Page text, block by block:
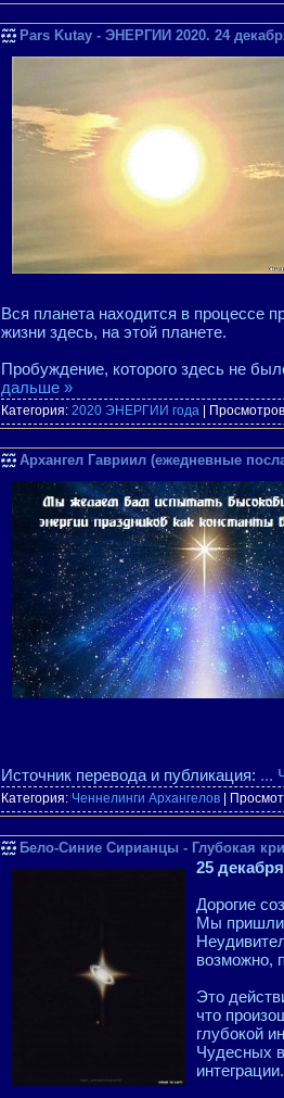
Pars Kutay - ЭНЕРГИИ 2020. 24
Вся планета находится в процессе
жизни здесь, на этой планете.
Пробуждение, которого здесь не
дальше »
Категория: 2020 ЭНЕРГИИ года |
Архангел Гавриил (ежедневные
Источник перевода и публикация: ...
Категория: Ченнелинги Архангелов |
Бело-Синие Сирианцы - Глубокая
25
Дорогие
Мы пришли
возможно,
Это
что
глубокой
Чудесных
интеграции.